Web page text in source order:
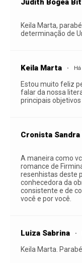
Keila Marta,
determinação de
Keila Marta
Estou muito feliz
falar da nossa
principais
Cronista Sandra
A maneira como
romance de
resenhistas deste
conhecedora da
consistente e de
você e por você.
Luiza Sabrina
Keila Marta.